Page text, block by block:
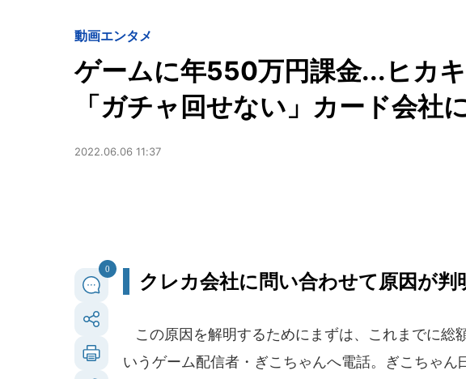
動画エンタメ
ゲームに年550万円課金...ヒカ
「ガチャ回せない」カード会社
2022.06.06 11:37
0
クレカ会社に問い合わせて原因が判
この原因を解明するためにまずは、これまでに総
いうゲーム配信者・ぎこちゃんへ電話。ぎこちゃん